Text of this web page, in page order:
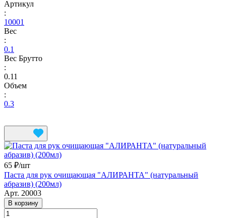
Артикул
:
10001
Вес
:
0.1
Вес Брутто
:
0.11
Объем
:
0.3
65 ₽/шт
Паста для рук очищающая "АЛИРАНТА" (натуральный
абразив) (200мл)
Арт. 20003
В корзину